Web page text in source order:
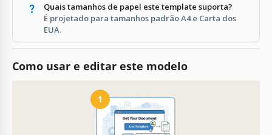
Quais tamanhos de papel este template suporta?
É projetado para tamanhos padrão A4 e Carta dos
EUA.
Como usar e editar este modelo
1